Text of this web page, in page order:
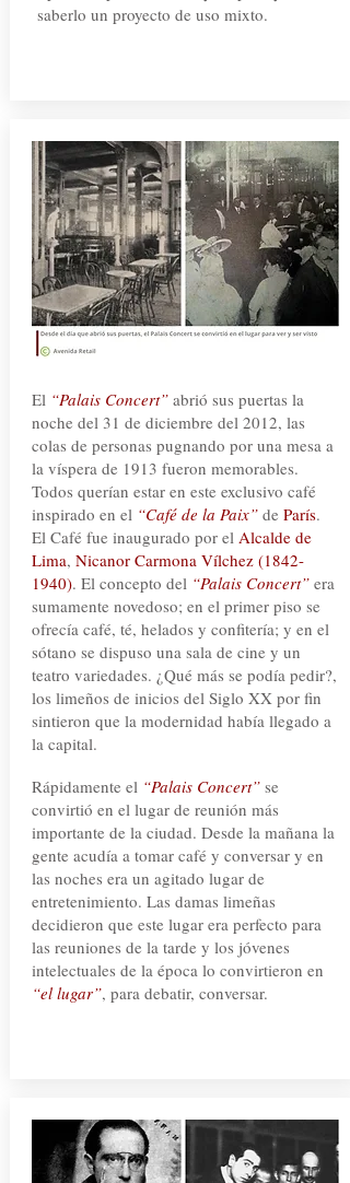
saberlo un proyecto de uso mixto.
El “Palais Concert”abrió sus puertas la
noche del 31 de diciembre del 2012, las
colas de personas pugnando por una mesa a
la víspera de 1913 fueron memorables.
Todos querían estar en este exclusivo café
inspirado en el “Café de la Paix”de París.
El Café fue inaugurado por el Alcalde de
Lima, Nicanor Carmona Vílchez (1842-
1940). El concepto del “Palais Concert”era
sumamente novedoso; en el primer piso se
ofrecía café, té, helados y confitería; y en el
sótano se dispuso una sala de cine y un
teatro variedades. ¿Qué más se podía pedir?,
los limeños de inicios del Siglo XX por fin
sintieron que la modernidad había llegado a
la capital.
Rápidamente el “Palais Concert”se
convirtió en el lugar de reunión más
importante de la ciudad. Desde la mañana la
gente acudía a tomar café y conversar y en
las noches era un agitado lugar de
entretenimiento. Las damas limeñas
decidieron que este lugar era perfecto para
las reuniones de la tarde y los jóvenes
intelectuales de la época lo convirtieron en
“el lugar”, para debatir, conversar.